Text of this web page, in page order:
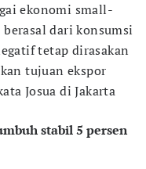
ekonomi small-
dari konsumsi
tetap dirasakan
tujuan ekspor
Josua di Jakarta
stabil 5 persen